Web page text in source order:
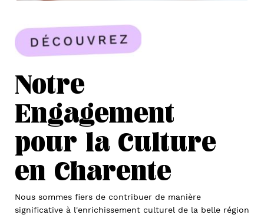
Notre
Engagement
pour la Culture
en Charente
Nous sommes fiers de contribuer de manière
significative à l'enrichissement culturel de la belle région